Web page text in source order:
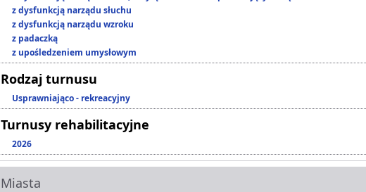
z dysfunkcją narządu słuchu
z dysfunkcją narządu wzroku
z padaczką
z upośledzeniem umysłowym
Rodzaj turnusu
Usprawniająco - rekreacyjny
Turnusy rehabilitacyjne
2026
Miasta